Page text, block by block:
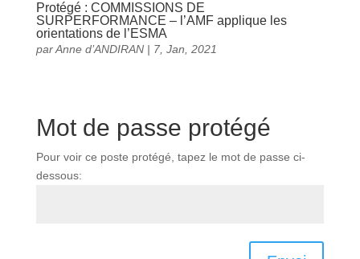
Protégé : COMMISSIONS DE
SURPERFORMANCE – l’AMF applique les
orientations de l’ESMA
parAnne d’ANDIRAN| 7, Jan, 2021
Mot de passe protégé
Pour voir ce poste protégé, tapez le mot de passe ci-
dessous: